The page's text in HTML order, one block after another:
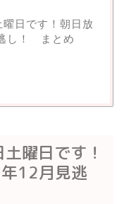
日です！朝日放
し！ まとめ
曜日です！
12月見逃